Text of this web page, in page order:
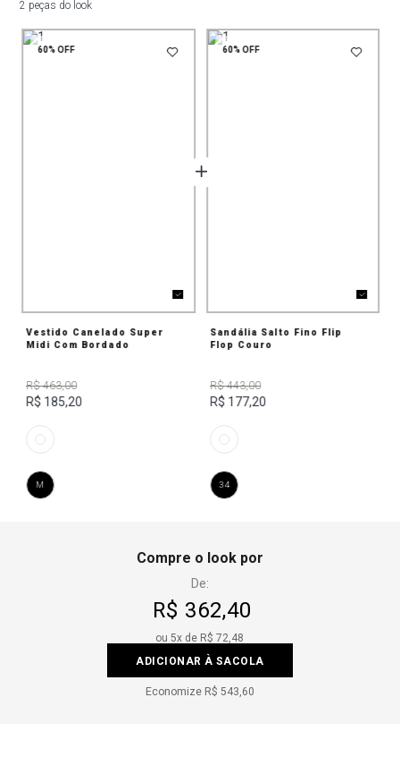
2 peças do look
60%OFF
Vestido Canelado Super
Midi Com Bordado
R$ 463,00
R$ 185,20
M
60%OFF
Sandália Salto Fino Flip
Flop Couro
R$ 443,00
R$ 177,20
34
Compre o look por
De:
R$ 362,40
ou5x de R$ 72,48
ADICIONAR À SACOLA
Economize R$ 543,60